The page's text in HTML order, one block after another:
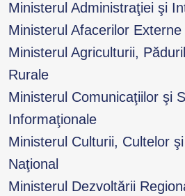
Ministerul Administraţiei şi
Ministerul Afacerilor Externe
Ministerul Agriculturii,
Rurale
Ministerul Comunicaţiilor şi
Informaţionale
Ministerul Culturii, Cultelor
Naţional
Ministerul Dezvoltării